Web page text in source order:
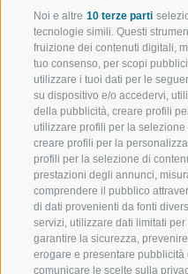
Noi e altre 10 terze parti
tecnologie simili. Questi
fruizione dei contenuti digitali,
tuo consenso, per scopi
utilizzare i tuoi dati per le
su dispositivo e/o accedervi,
della pubblicità, creare profili
utilizzare profili per la
creare profili per la
profili per la selezione di
prestazioni degli annunci,
comprendere il pubblico
di dati provenienti da fonti
servizi, utilizzare dati limitati
garantire la sicurezza,
erogare e presentare pubblicità
comunicare le scelte sulla
BENVENUTI NELLA
TURISTICA DI
VAL GIOVO
VAL RACINES
VAL RIDANNA
IMPIANTI DI RISALITA